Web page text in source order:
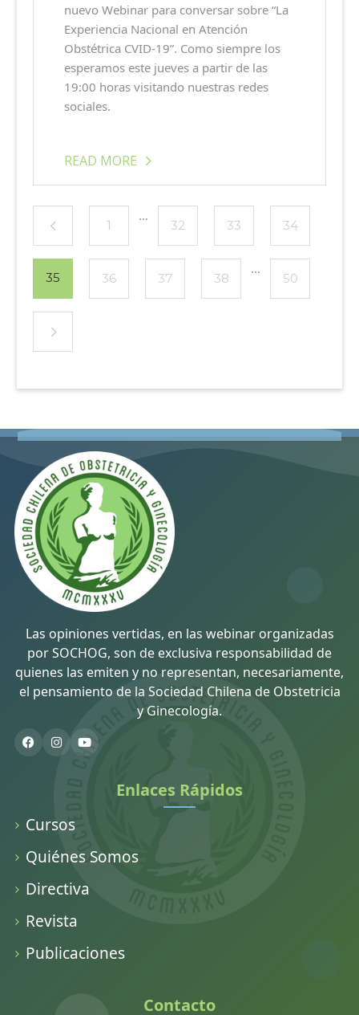
nuevo Webinar para conversar sobre “La
Experiencia Nacional en Atención
Obstétrica CVID-19”. Como siempre los
esperamos este jueves a partir de las
19:00 horas visitando nuestras redes
sociales.
READ MORE
1
…
32 33 34
35 36 37 38
…
50
Las opiniones vertidas, en las webinar organizadas
por SOCHOG, son de exclusiva responsabilidad de
quienes las emiten y no representan, necesariamente,
el pensamiento de la Sociedad Chilena de Obstetricia
y Ginecología.
Enlaces Rápidos
Cursos
Quiénes Somos
Directiva
Revista
Publicaciones
Contacto